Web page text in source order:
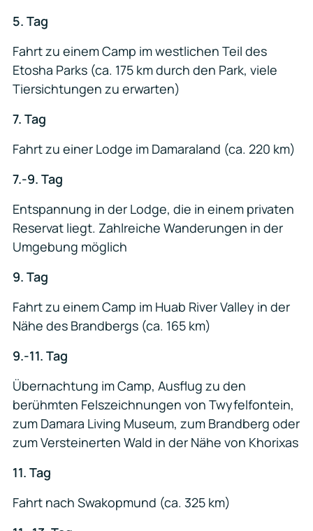
5. Tag
Fahrt zu einem Camp im westlichen Teil des
Etosha Parks (ca. 175 km durch den Park, viele
Tiersichtungen zu erwarten)
7. Tag
Fahrt zu einer Lodge im Damaraland (ca. 220 km)
7.-9. Tag
Entspannung in der Lodge, die in einem privaten
Reservat liegt. Zahlreiche Wanderungen in der
Umgebung möglich
9. Tag
Fahrt zu einem Camp im Huab River Valley in der
Nähe des Brandbergs (ca. 165 km)
9.-11. Tag
Übernachtung im Camp, Ausflug zu den
berühmten Felszeichnungen von Twyfelfontein,
zum Damara Living Museum, zum Brandberg oder
zum Versteinerten Wald in der Nähe von Khorixas
11. Tag
Fahrt nach Swakopmund (ca. 325 km)